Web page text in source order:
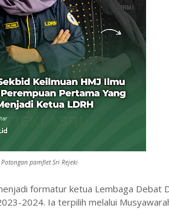
pamflet Sri Rejeki
formatur ketua Lembaga Debat
2024. Ia terpilih melalui